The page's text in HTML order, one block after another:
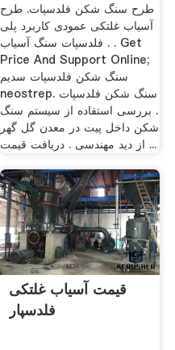
طرح سنگ شکن فلدسپات. طرح
آسیاب غلتکی عمودی کاربرد پلی
. فلدسپات سنگ آسیاب . Get
Price And Support Online;
سنگ شکن فلدسپات سدیم
neostrep. سنگ شکن فلدسپات
. بررسی استفاده از سیستم سنگ
شکن داخل پیت در معدن گل گهر
از دید مهندسی . دریافت قیمت ...
قیمت آسیاب غلتکی
فلدسپار